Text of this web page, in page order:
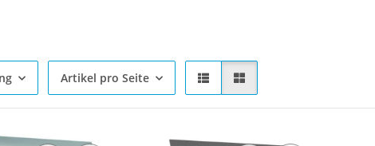
Artikel pro Seite